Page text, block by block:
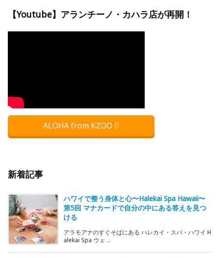
【Youtube】アランチーノ・カハラ店が再開！
ALOHA from KZOO
新着記事
ハワイで整う身体と心〜Halekai Spa Hawaii〜
第5回 マナカードで自分の中にある答えを見つ
ける
アラモアナのすぐそばにある ハレカイ・スパ・ハワイ H
alekai Spa ウェ ...